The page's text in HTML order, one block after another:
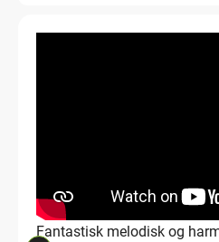
Fantastisk melodisk og